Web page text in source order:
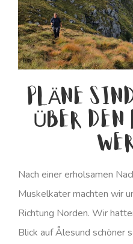
PLÄNE
ÜBER
Nach einer erholsamen
Muskelkater machten wir
Richtung Norden. Wir
Blick auf Ålesund schöner